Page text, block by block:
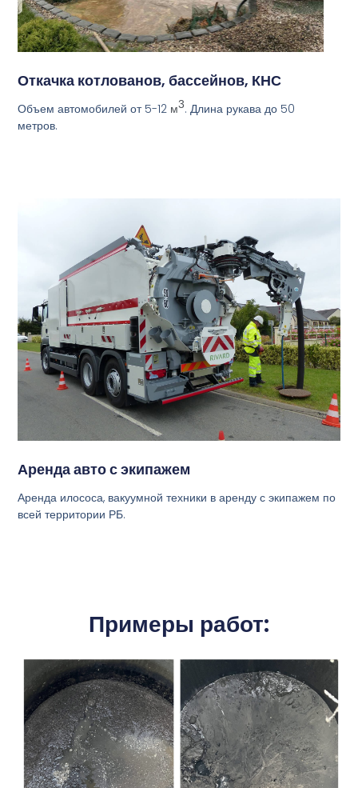
Откачка котлованов, бассейнов, КНС
Объем автомобилей от 5-12 м3. Длина рукава до 50
метров.
Аренда авто с экипажем
Аренда илососа, вакуумной техники в аренду с экипажем по
всей территории РБ.
Примеры работ: